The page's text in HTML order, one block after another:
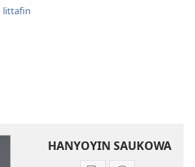
littafin
HANYOYIN SAUKOWA